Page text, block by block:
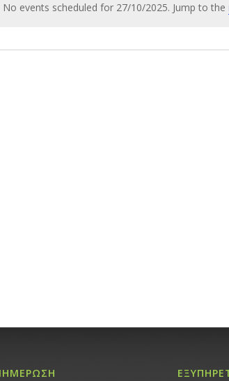
Notice
No events scheduled for 27/10/2025. Jump to the